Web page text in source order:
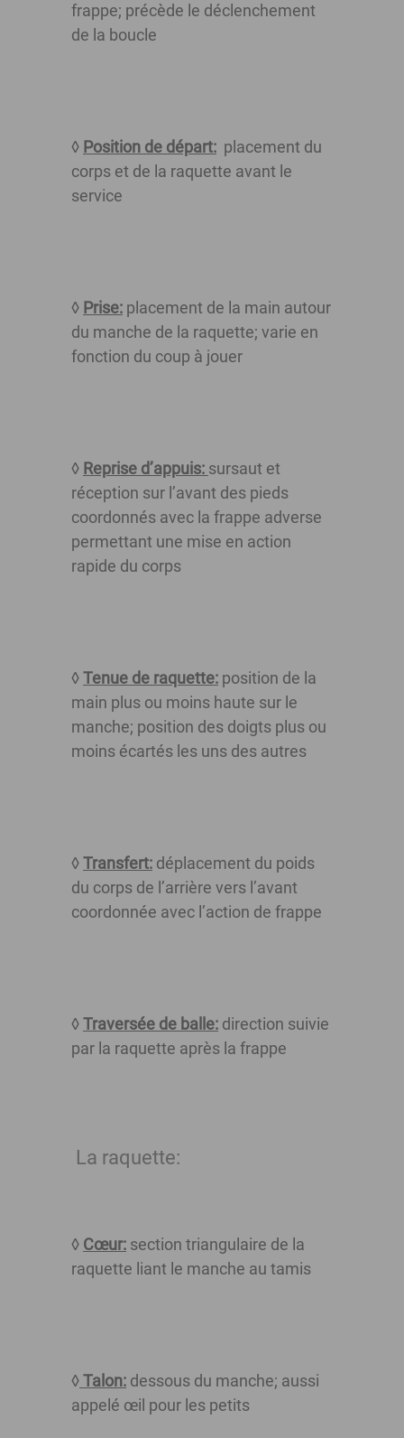
frappe; précède le déclenchement
de la boucle
◊ Position de départ: placement du
corps et de la raquette avant le
service
◊ Prise: placement de la main autour
du manche de la raquette; varie en
fonction du coup à jouer
◊ Reprise d’appuis: sursaut et
réception sur l’avant des pieds
coordonnés avec la frappe adverse
permettant une mise en action
rapide du corps
◊Tenue de raquette: position de la
main plus ou moins haute sur le
manche; position des doigts plus ou
moins écartés les uns des autres
◊Transfert: déplacement du poids
du corps de l’arrière vers l’avant
coordonnée avec l’action de frappe
◊Traversée de balle: direction suivie
par la raquette après la frappe
La raquette:
◊ Cœur: section triangulaire de la
raquette liant le manche au tamis
◊Talon: dessous du manche; aussi
appelé œil pour les petits